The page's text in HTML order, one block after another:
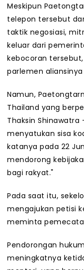
Meskipun
telepon tersebut
taktik negosiasi,
keluar dari
kebocoran
parlemen
Namun,
Thailand yang
Thaksin
menyatukan sisa
katanya pada 22
mendorong
bagi rakyat."
Pada saat itu,
mengajukan petisi
meminta
Pendorongan
meningkatnya